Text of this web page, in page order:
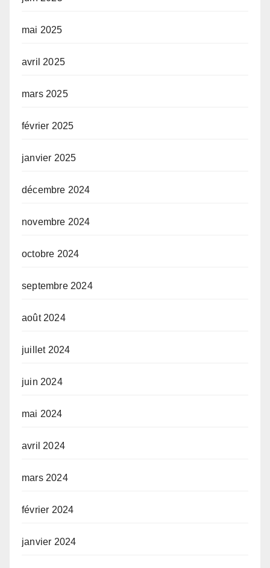
mai 2025
avril 2025
mars 2025
février 2025
janvier 2025
décembre 2024
novembre 2024
octobre 2024
septembre 2024
août 2024
juillet 2024
juin 2024
mai 2024
avril 2024
mars 2024
février 2024
janvier 2024